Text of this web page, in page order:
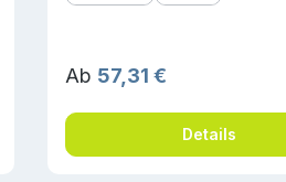
Regulärer Preis:
Ab 57,31 €
Details